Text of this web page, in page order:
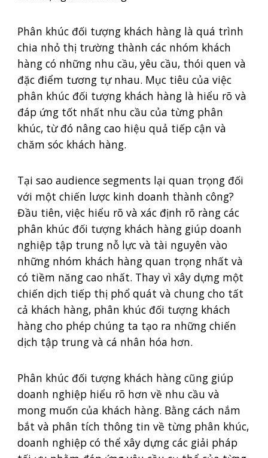
Phân khúc đối tượng khách hàng là quá trình
chia nhỏ thị trường thành các nhóm khách
hàng có những nhu cầu, yêu cầu, thói quen và
đặc điểm tương tự nhau. Mục tiêu của việc
phân khúc đối tượng khách hàng là hiểu rõ và
đáp ứng tốt nhất nhu cầu của từng phân
khúc, từ đó nâng cao hiệu quả tiếp cận và
chăm sóc khách hàng.
Tại sao audience segments lại quan trọng đối
với một chiến lược kinh doanh thành công?
Đầu tiên, việc hiểu rõ và xác định rõ ràng các
phân khúc đối tượng khách hàng giúp doanh
nghiệp tập trung nỗ lực và tài nguyên vào
những nhóm khách hàng quan trọng nhất và
có tiềm năng cao nhất. Thay vì xây dựng một
chiến dịch tiếp thị phổ quát và chung cho tất
cả khách hàng, phân khúc đối tượng khách
hàng cho phép chúng ta tạo ra những chiến
dịch tập trung và cá nhân hóa hơn.
Phân khúc đối tượng khách hàng cũng giúp
doanh nghiệp hiểu rõ hơn về nhu cầu và
mong muốn của khách hàng. Bằng cách nắm
bắt và phân tích thông tin về từng phân khúc,
doanh nghiệp có thể xây dựng các giải pháp